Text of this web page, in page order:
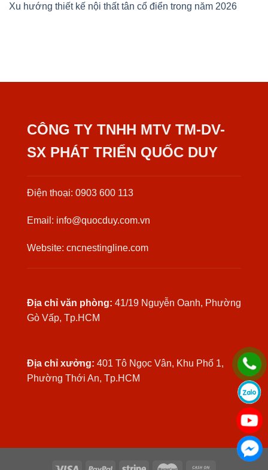
Xu hướng thiết kế nội thất tân cổ điển trong năm 2026
CÔNG TY TNHH MTV TM-DV-
SX PHÁT TRIỂN QUỐC DUY
Điện thoại: 0903 600 113
Email: info@quocduy.com.vn
Website: cncnestingline.com
Địa chỉ văn phòng: 41/19 Nguyễn Oanh, Phường
Gò Vấp, Tp.HCM
Địa chỉ xưởng: 401 Tô Ngọc Vân, Khu Phố 1,
Phường Thới An, Tp.HCM